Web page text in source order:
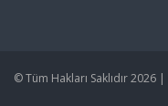
© Tüm Hakları Saklıdır 2026 |